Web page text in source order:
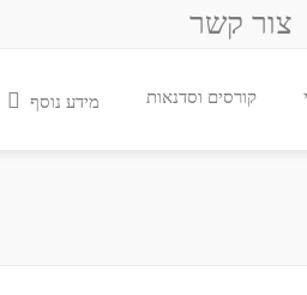
צור קשר
קורסים וסדנאות מידע נוסף